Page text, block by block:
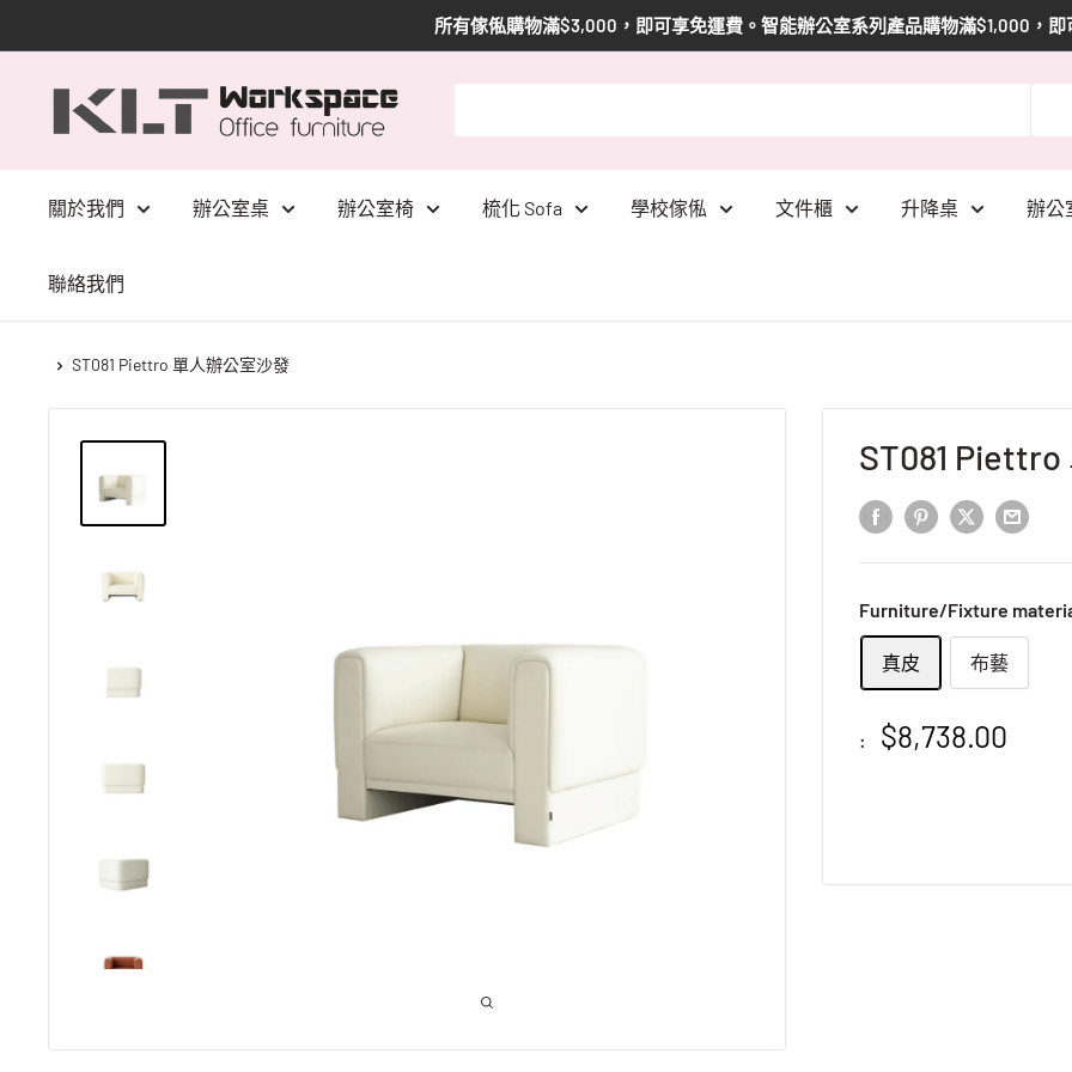
所有傢俬購物滿$3,000，即可享免運費。智能辦公室系列產品購物滿$1,000，即
KLT
Furniture
關於我們 辦公室桌 辦公室椅 梳化 Sofa 學校傢俬 文件櫃 升降桌 辦公
聯絡我們
ST081 Piettro 單人辦公室沙發
ST081
Furniture/Fixture
真皮 布藝
: $8,738.00